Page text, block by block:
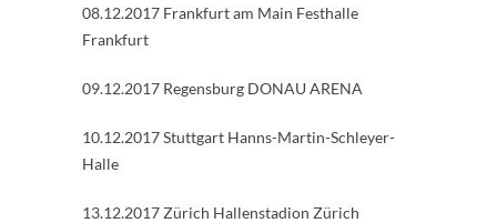
08.12.2017 Frankfurt am Main Festhalle
Frankfurt
09.12.2017 Regensburg DONAU ARENA
10.12.2017 Stuttgart Hanns-Martin-Schleyer-
Halle
13.12.2017 Zürich Hallenstadion Zürich